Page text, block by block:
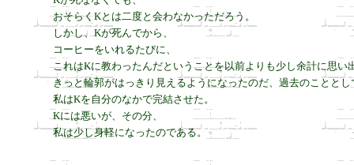
おそらくKとは二度と会わなかっただろう。
しかし、Kが死んでから、
コーヒーをいれるたびに、
これはKに教わったんだということを以前よりも少し余計に思い
きっと輪郭がはっきり見えるようになったのだ、過去のこととし
私はKを自分のなかで完結させた。
Kには悪いが、その分、
私は少し身軽になったのである。